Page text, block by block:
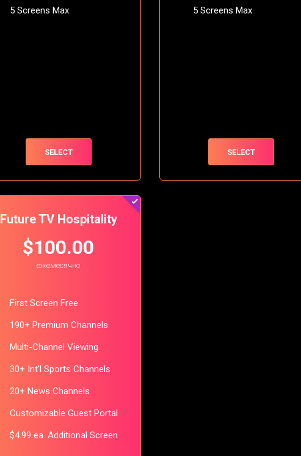
5 Screens Max
SELECT
5 Screens Max
SELECT
Future TV Hospitality
$100.00
ежемесячно
First Screen Free
190+ Premium Channels
Multi-Channel Viewing
30+ Int'l Sports Channels
20+ News Channels
Customizable Guest Portal
$4.99 ea. Additional Screen